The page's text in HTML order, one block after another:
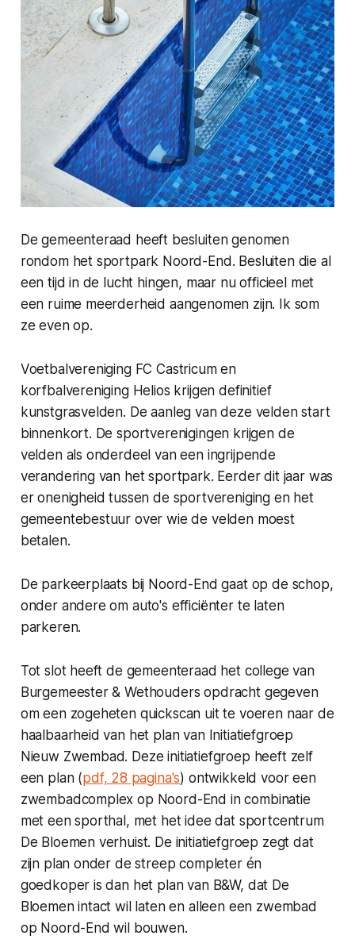
De gemeenteraad heeft besluiten genomen
rondom het sportpark Noord-End. Besluiten die al
een tijd in de lucht hingen, maar nu officieel met
een ruime meerderheid aangenomen zijn. Ik som
ze even op.
Voetbalvereniging FC Castricum en
korfbalvereniging Helios krijgen definitief
kunstgrasvelden. De aanleg van deze velden start
binnenkort. De sportverenigingen krijgen de
velden als onderdeel van een ingrijpende
verandering van het sportpark. Eerder dit jaar was
er onenigheid tussen de sportvereniging en het
gemeentebestuur over wie de velden moest
betalen.
De parkeerplaats bij Noord-End gaat op de schop,
onder andere om auto's efficiënter te laten
parkeren.
Tot slot heeft de gemeenteraad het college van
Burgemeester & Wethouders opdracht gegeven
om een zogeheten quickscan uit te voeren naar de
haalbaarheid van het plan van Initiatiefgroep
Nieuw Zwembad. Deze initiatiefgroep heeft zelf
een plan (pdf, 28 pagina's) ontwikkeld voor een
zwembadcomplex op Noord-End in combinatie
met een sporthal, met het idee dat sportcentrum
De Bloemen verhuist. De initiatiefgroep zegt dat
zijn plan onder de streep completer én
goedkoper is dan het plan van B&W, dat De
Bloemen intact wil laten en alleen een zwembad
op Noord-End wil bouwen.